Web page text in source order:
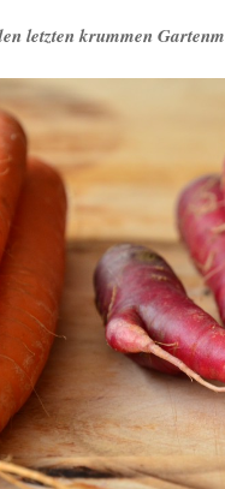
letzten krummen